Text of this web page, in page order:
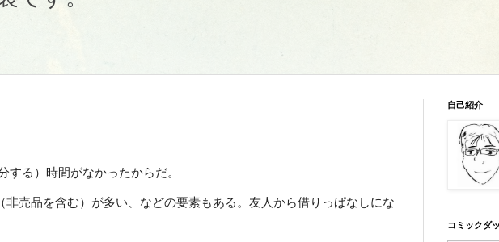
る）時間がなかったからだ。
売品を含む）が多い、などの要素もある。友人から借りっぱなしにな
自己紹介
コミックダ